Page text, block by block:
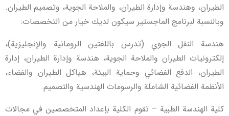
الطيران، وهندسة وإدارة الطيران، والملاحة الجوية، وتصميم الطيران.
وبالنسبة لبرنامج الماجستير سيكون لديك خيار من التخصصات:
هندسة النقل الجوي (تدرس باللغتين الرومانية والإنجليزية)،
إلكترونيات الطيران والملاحة الجوية، هندسة وإدارة الطيران، إدارة
الطيران، الدفع الفضائي وحماية البيئة، هياكل الطيران والفضاء،
الأنظمة الفضائية الشاملة والرسومات الهندسية والتصميم.
كلية الهندسة الطبية – تقوم الكلية بإعداد المتخصصين في مجالات